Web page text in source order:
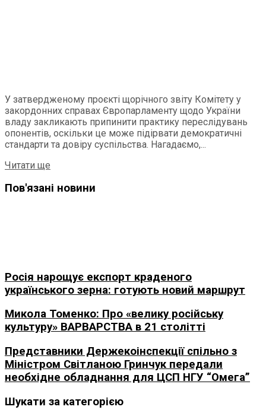
У затвердженому проєкті щорічного звіту Комітету у
закордонних справах Європарламенту щодо України
владу закликають припинити практику переслідувань
опонентів, оскільки це може підірвати демократичні
стандарти та довіру суспільства. Нагадаємо,...
Читати ще
Пов'язані новини
Росія нарощує експорт краденого
українського зерна: готують новий маршрут
Микола Томенко: Про «велику російську
культуру» ВАРВАРСТВА в 21 столітті
Представники Держекоінспекції спільно з
Міністром Світланою Гринчук передали
необхідне обладнання для ЦСП НГУ “Омега”
Шукати за категорією